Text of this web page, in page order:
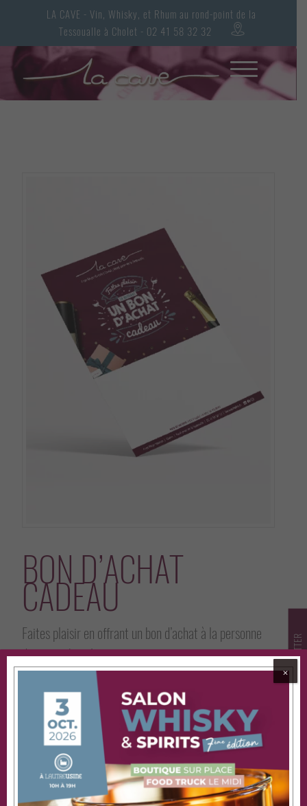
LA CAVE - Vin, Whisky, et Rhum au rond-point de la
Tessoualle à Cholet - 02 41 58 32 32
NOTRE NEWSLETTER
BON D’ACHAT
CADEAU
Faites plaisir en offrant un bon d’achat à la personne
de votre choix !
J'INDIQUE LE
MONTANT
DU BON
⨉